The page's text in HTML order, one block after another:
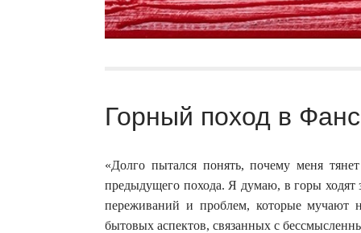
Горный поход в
«Долго пытался понять, почему меня
предыдущего похода. Я думаю, в горы ходят
переживаний и проблем, которые мучают
бытовых аспектов, связанных с